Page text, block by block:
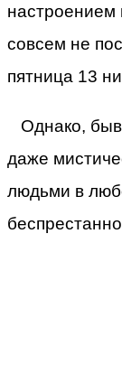
настроением
совсем не
пятница 13
Однако,
даже
людьми в